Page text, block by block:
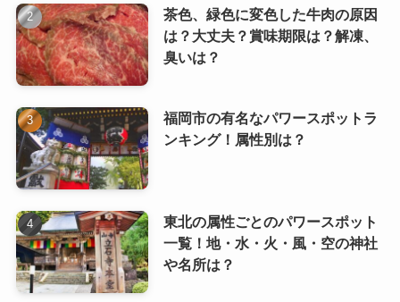
茶色、緑色に変色した牛肉の原因
は？大丈夫？賞味期限は？解凍、
臭いは？
福岡市の有名なパワースポットラ
ンキング！属性別は？
東北の属性ごとのパワースポット
一覧！地・水・火・風・空の神社
や名所は？